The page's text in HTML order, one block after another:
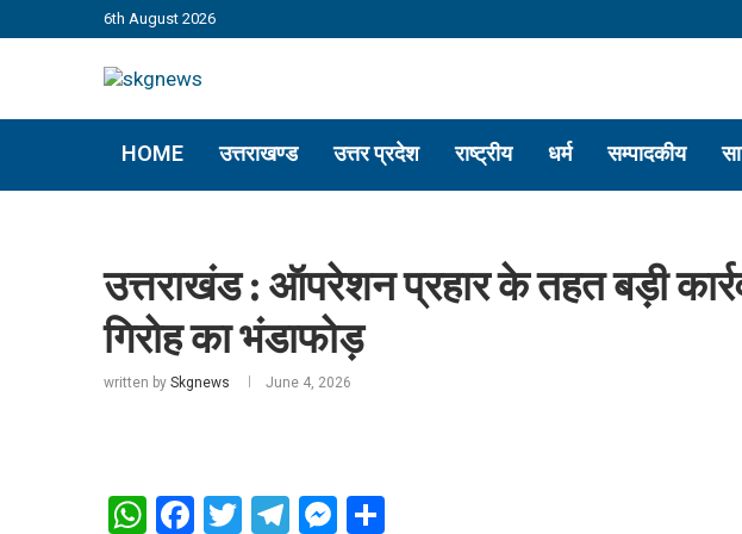
6th August 2026
HOME उत्तराखण्ड उत्तर प्रदेश राष्ट्रीय धर्म सम्पादकीय
उत्तराखंड : ऑपरेशन प्रहार के तहत बड़ी
गिरोह का भंडाफोड़
written by Skgnews June 4, 2026
WhatsApp
Facebook
Twitter
Telegram
Messenger